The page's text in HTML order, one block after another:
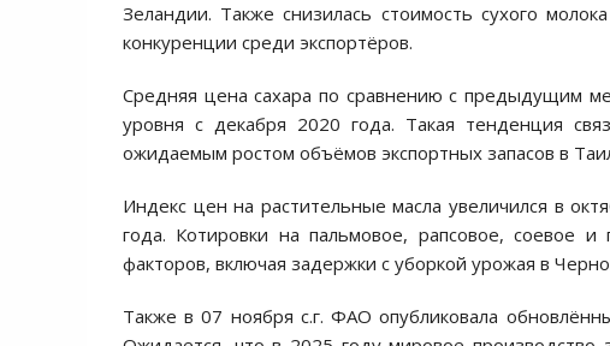
Зеландии. Также снизилась стоимость сухого
конкуренции среди экспортёров.
Средняя цена сахара по сравнению с предыдущим
уровня с декабря 2020 года. Такая тенденция
ожидаемым ростом объёмов экспортных запасов в
Индекс цен на растительные масла увеличился в
года. Котировки на пальмовое, рапсовое, соевое
факторов, включая задержки с уборкой урожая в
Также в 07 ноября с.г. ФАО опубликовала